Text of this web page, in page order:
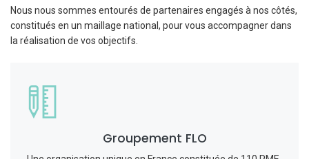
Nous nous sommes entourés de partenaires engagés à nos côtés,
constitués en un maillage national, pour vous accompagner dans
la réalisation de vos objectifs.
Groupement FLO